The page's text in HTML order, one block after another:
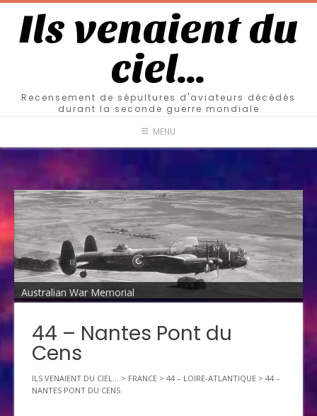
Ils venaient du
ciel…
Recensement de sépultures d'aviateurs décédés
durant la seconde guerre mondiale
MENU
Australian War Memorial
44 – Nantes Pont du
Cens
ILS VENAIENT DU CIEL... > FRANCE > 44 – LOIRE-ATLANTIQUE > 44 –
NANTES PONT DU CENS